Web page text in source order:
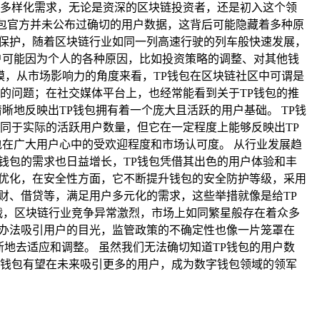
样化需求，无论是资深的区块链投资者，还是初入这个领
官方并未公布过确切的用户数据，这背后可能隐藏着多种原
，随着区块链行业如同一列高速行驶的列车般快速发展，
能因为个人的各种原因，比如投资策略的调整、对其他钱
从市场影响力的角度来看，TP钱包在区块链社区中可谓是
问题；在社交媒体平台上，也经常能看到关于TP钱包的推
地反映出TP钱包拥有着一个庞大且活跃的用户基础。 TP钱
于实际的活跃用户数量，但它在一定程度上能够反映出TP
广大用户心中的受欢迎程度和市场认可度。 从行业发展趋
的需求也日益增长，TP钱包凭借其出色的用户体验和丰
，在安全性方面，它不断提升钱包的安全防护等级，采用
借贷等，满足用户多元化的需求，这些举措就像是给TP
区块链行业竞争异常激烈，市场上如同繁星般存在着众多
法吸引用户的目光，监管政策的不确定性也像一片笼罩在
去适应和调整。 虽然我们无法确切知道TP钱包的用户数
包有望在未来吸引更多的用户，成为数字钱包领域的领军